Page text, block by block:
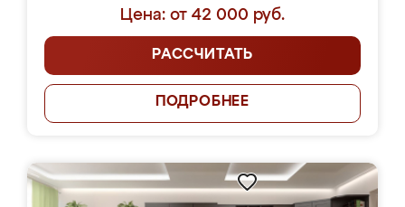
Цена: от 42 000 руб.
РАССЧИТАТЬ
ПОДРОБНЕЕ